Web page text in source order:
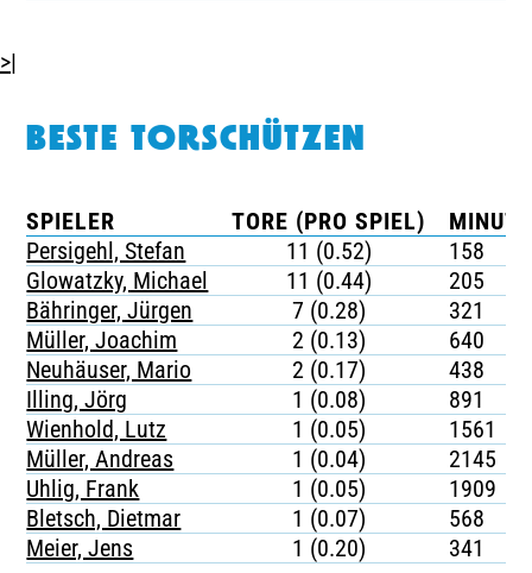
>|
BESTE TORSCHÜTZEN
SPIELER TORE (PRO SPIEL)
Persigehl, Stefan
11 (0.52)
158
Glowatzky, Michael
11 (0.44)
205
Bähringer, Jürgen
7 (0.28)
321
Müller, Joachim
2 (0.13)
640
Neuhäuser, Mario
2 (0.17)
438
Illing, Jörg
1 (0.08)
891
Wienhold, Lutz
1 (0.05)
1561
Müller, Andreas
1 (0.04)
2145
Uhlig, Frank
1 (0.05)
1909
Bletsch, Dietmar
1 (0.07)
568
Meier, Jens
1 (0.20) 341